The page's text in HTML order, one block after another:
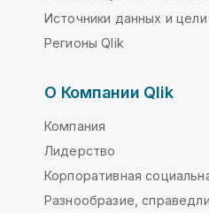
Источники данных и цели
Регионы Qlik
О Компании Qlik
Компания
Лидерство
Корпоративная
Разнообразие,